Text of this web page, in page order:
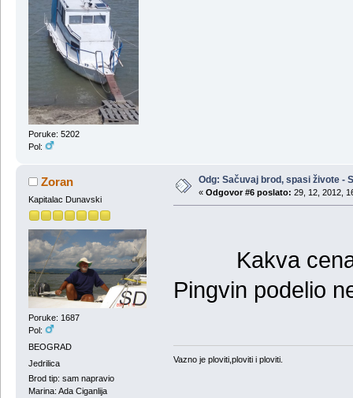
Poruke: 5202
Pol:
Zoran
Kapitalac Dunavski
Poruke: 1687
Pol:
BEOGRAD
Jedrilica
Brod tip: sam napravio
Marina: Ada Ciganlija
Odg: Sačuvaj brod, spasi živote -
« Odgovor #6 poslato: 29, 12, 2012,
Kakva cena
Pingvin podelio
Vazno je ploviti,ploviti i ploviti.